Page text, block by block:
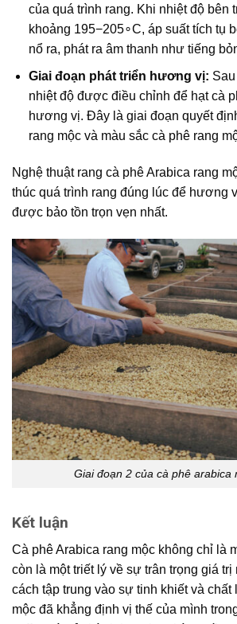
của quá trình rang. Khi nhiệt độ bên
khoảng 195−205∘C, áp suất tích tụ
nổ ra, phát ra âm thanh như tiếng
Giai đoạn phát triển hương vị:
nhiệt độ được điều chỉnh để hạt cà
hương vị. Đây là giai đoạn quyết
rang mộcvà màu sắc cà phê rang
Nghệ thuật rang cà phêArabica rang
thúc quá trình rang đúng lúc để hương
được bảo tồn trọn vẹn nhất.
Giai đoạn 2 của cà phê arabica
Kết luận
Cà phê Arabica rang mộc không chỉ là
còn là một triết lý về sự trân trọng giá trị
cách tập trung vào sự tinh khiết và chất
mộc đã khẳng định vị thế của mình